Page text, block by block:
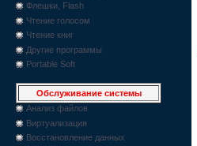
Флешки, Flash
Чтение голосом
Чтение книг
Другие программы
Portable Soft
Обслуживание системы
Анализ файлов
Виртуализация
Восстановление данных